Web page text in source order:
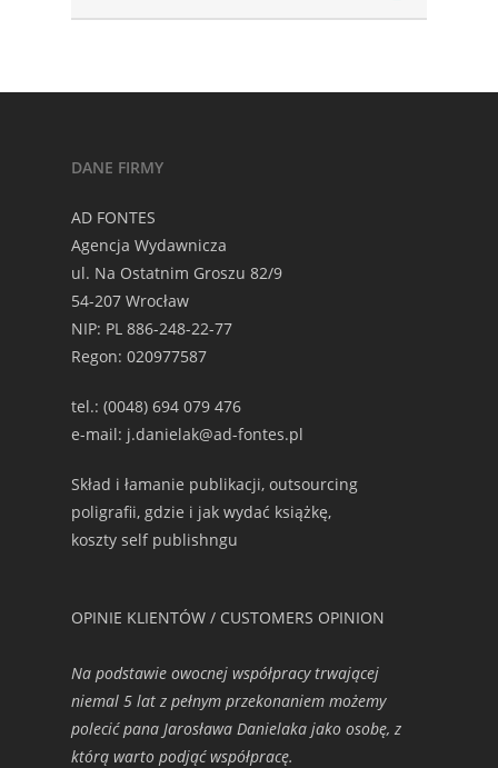
DANE FIRMY
AD FONTES
Agencja Wydawnicza
ul. Na Ostatnim Groszu 82/9
54-207 Wrocław
NIP: PL 886-248-22-77
Regon: 020977587
tel.: (0048) 694 079 476
e-mail: j.danielak@ad-fontes.pl
Skład i łamanie publikacji, outsourcing
poligrafii, gdzie i jak wydać książkę,
koszty self publishngu
OPINIE KLIENTÓW / CUSTOMERS OPINION
Na podstawie owocnej współpracy trwającej
niemal 5 lat z pełnym przekonaniem możemy
polecić pana Jarosława Danielaka jako osobę, z
którą warto podjąć współpracę.